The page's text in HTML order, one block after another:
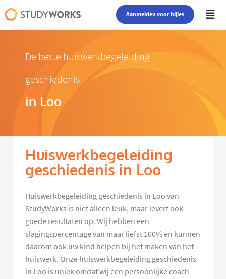
Aanmelden voor bijles
De beste huiswerkbegeleiding
geschiedenis
in Loo
Huiswerkbegeleiding
geschiedenis in Loo
Huiswerkbegeleiding geschiedenis in Loo van
StudyWorks is niet alleen leuk, maar levert ook
goede resultaten op. Wij hebben een
slagingspercentage van maar liefst 100% en kunnen
daarom ook uw kind helpen bij het maken van het
huiswerk. Onze huiswerkbegeleiding geschiedenis
in Loo is uniek omdat wij een persoonlijke coach